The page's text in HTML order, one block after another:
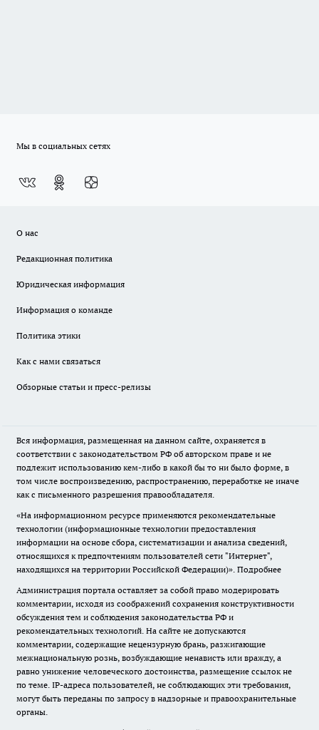
Мы в социальных сетях
О нас
Редакционная политика
Юридическая информация
Информация о команде
Политика этики
Как с нами связаться
Обзорные статьи и пресс-релизы
Вся информация, размещенная на данном сайте, охраняется в
соответствии с законодательством РФ об авторском праве и не
подлежит использованию кем-либо в какой бы то ни было форме, в
том числе воспроизведению, распространению, переработке не иначе
как с письменного разрешения правообладателя.
«На информационном ресурсе применяются рекомендательные
технологии (информационные технологии предоставления
информации на основе сбора, систематизации и анализа сведений,
относящихся к предпочтениям пользователей сети "Интернет",
находящихся на территории Российской Федерации)». Подробнее
Администрация портала оставляет за собой право модерировать
комментарии, исходя из соображений сохранения конструктивности
обсуждения тем и соблюдения законодательства РФ и
рекомендательных технологий. На сайте не допускаются
комментарии, содержащие нецензурную брань, разжигающие
межнациональную рознь, возбуждающие ненависть или вражду, а
равно унижение человеческого достоинства, размещение ссылок не
по теме. IP-адреса пользователей, не соблюдающих эти требования,
могут быть переданы по запросу в надзорные и правоохранительные
органы.